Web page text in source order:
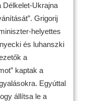
Délkelet-Ukrajna
Grigorij
helyettes
és luhanszki
a
kaptak a
Egyúttal
állítsa le a